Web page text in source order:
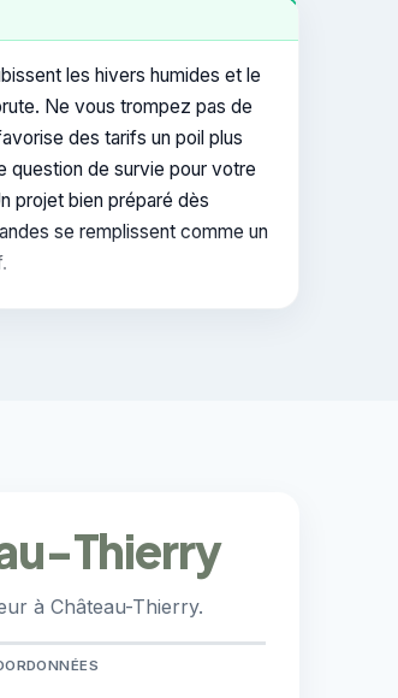
les hivers humides et le
Ne vous trompez pas de
des tarifs un poil plus
question de survie pour votre
projet bien préparé dès
se remplissent comme un
Thierry
à Château-Thierry.